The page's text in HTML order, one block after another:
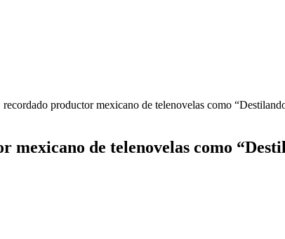
productor mexicano de telenovelas como
de telenovelas como